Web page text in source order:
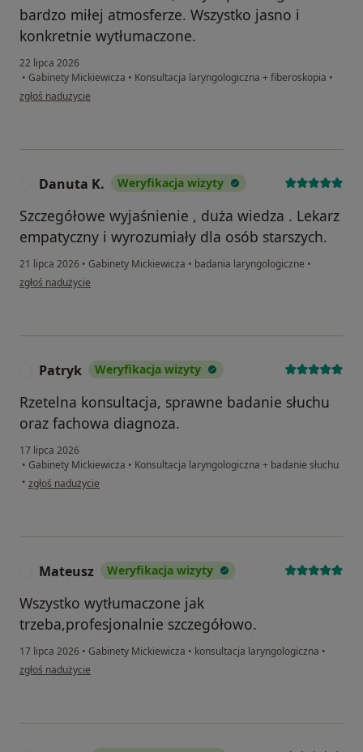
bardzo miłej atmosferze. Wszystko jasno i
konkretnie wytłumaczone.
22 lipca 2026
• Gabinety Mickiewicza • Konsultacja laryngologiczna + fiberoskopia •
w opinii użytkownika Paulina
zgłoś nadużycie
Danuta K. Weryfikacja wizyty
Szczegółowe wyjaśnienie , duża wiedza . Lekarz
empatyczny i wyrozumiały dla osób starszych.
21 lipca 2026 • Gabinety Mickiewicza • badania laryngologiczne •
w opinii użytkownika Danuta K.
zgłoś nadużycie
Patryk Weryfikacja wizyty
Rzetelna konsultacja, sprawne badanie słuchu
oraz fachowa diagnoza.
17 lipca 2026
• Gabinety Mickiewicza • Konsultacja laryngologiczna + badanie słuchu
• w opinii użytkownika Patryk
zgłoś nadużycie
Mateusz Weryfikacja wizyty
Wszystko wytłumaczone jak
trzeba,profesjonalnie szczegółowo.
17 lipca 2026 • Gabinety Mickiewicza • konsultacja laryngologiczna •
w opinii użytkownika Mateusz
zgłoś nadużycie